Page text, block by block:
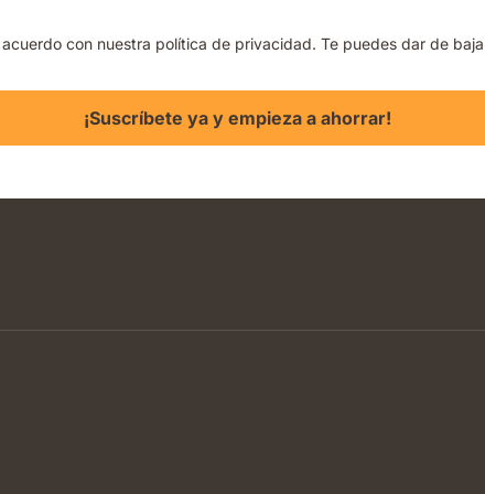
con nuestra política de privacidad. Te puedes dar de
¡Suscríbete ya y empieza a ahorrar!